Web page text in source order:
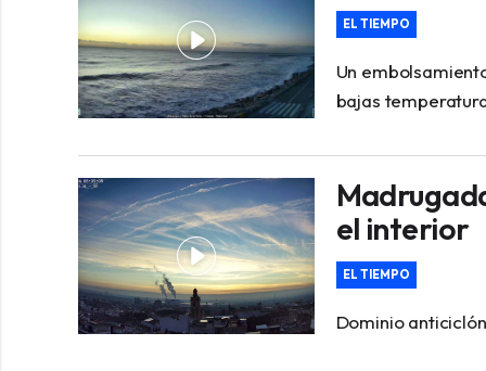
EL TIEMPO
Un
bajas
el interior
EL TIEMPO
Dominio